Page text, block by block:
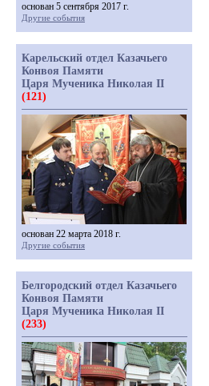
основан 5 сентября 2017 г.
Другие события
Карельский отдел Казачьего
Конвоя Памяти
Царя Мученика Николая II
(121)
основан 22 марта 2018 г.
Другие события
Белгородский отдел Казачьего
Конвоя Памяти
Царя Мученика Николая II
(233)